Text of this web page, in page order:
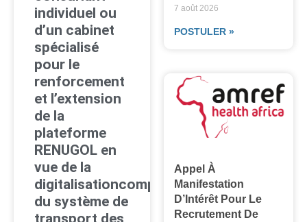
individuel ou
d’un cabinet
spécialisé
pour le
renforcement
et l’extension
de la
plateforme
RENUGOL en
vue de la
digitalisationcomplète
du système de
7 août 2026
POSTULER »
Appel À
Manifestation
D’Intérêt Pour Le
Recrutement De